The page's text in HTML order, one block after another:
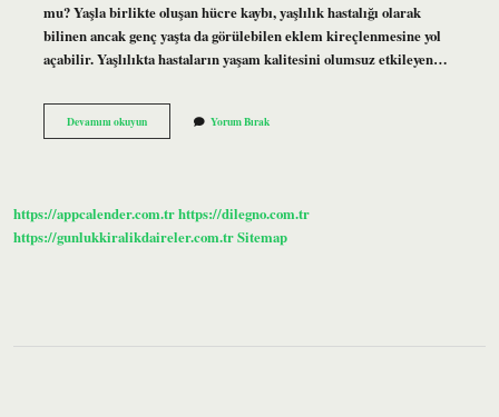
mu? Yaşla birlikte oluşan hücre kaybı, yaşlılık hastalığı olarak
bilinen ancak genç yaşta da görülebilen eklem kireçlenmesine yol
açabilir. Yaşlılıkta hastaların yaşam kalitesini olumsuz etkileyen…
Devamını okuyunKireçlenme
Kendi
Yorum Bırak
https://appcalender.com.trhttps://dilegno.com.tr
https://gunlukkiralikdaireler.com.trSitemap